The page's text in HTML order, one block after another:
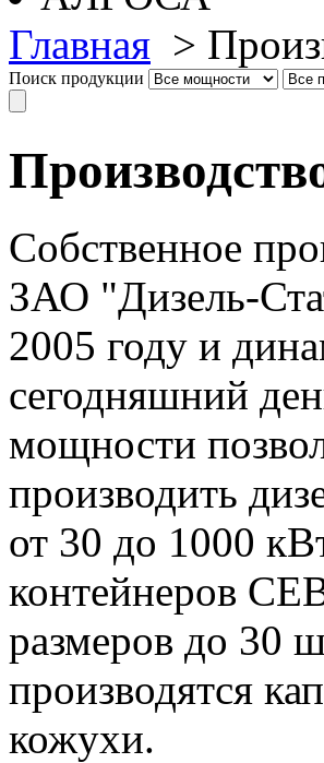
Главная >
Поиск продукции
Собственное
ЗАО "Дизель-
2005 году и
сегодняшний
мощности
производить
от 30 до 1000
контейнеров
размеров до 30
производятся
кожухи.